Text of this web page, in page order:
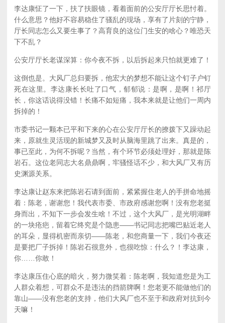
李达康怔了一下，扶了扶眼镜，看着面前的公安厅厅长思忖着。
什么意思？他好不容易稳住了骚乱的现场，享有了片刻的宁静，
厅长同志怎么又要生事了？高育良的这位门生安的啥心？唯恐天
下不乱？
公安厅厅长老谋深算：你今夜不拆，以后拆起来只怕就更难了！
这倒也是。大风厂总归要拆，他宏大的梦想不能让这个钉子户钉
死在这里。李达康长长吐了口气，郁郁说：是啊，是啊！祁厅
长，你这话说得没错！长痛不如短痛，我本来就是让他们一周内
拆掉的！
市委书记一颗本已平和下来的心在公安厅厅长的撩拨下又躁动起
来，原就生灵活现的新城梦又及时从脑海里跳了出来。真是的，
事已至此，为何不拆呢？当然，有个环节必须处理好，那就是陈
岩石。这位老同志大名鼎鼎啊，牢骚怪话不少，和大风厂又有历
史渊源关系。
李达康让赵东来把陈岩石请到面前，紧紧握住老人的手拼命地摇
着：陈老，谢谢您！我代表市委、市政府感谢您啊！没有您老挺
身而出，不知下一步会发生啥！不过，这个大风厂，是光明湖畔
的一块疮疤，留着它终究是个隐患——书记同志把嘴巴贴近老人
的耳朵，显得机密而亲切——陈老，和您商量一下，我们今夜还
是要把厂子拆掉！陈岩石很意外，也很吃惊：什么？！李达康，
你……你敢！
李达康压住心底的暗火，努力微笑着：陈老啊，我知道您是为工
人群众着想，可群众不是违法的挡箭牌啊！您老更不能做他们的
靠山——没有您老的支持，他们大风厂也不至于和政府对抗到今
天嘛！